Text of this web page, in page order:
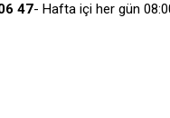
47- Hafta içi her gün